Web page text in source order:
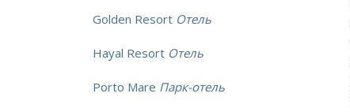
Golden Resort Отель
Hayal Resort Отель
Porto Mare Парк-отель